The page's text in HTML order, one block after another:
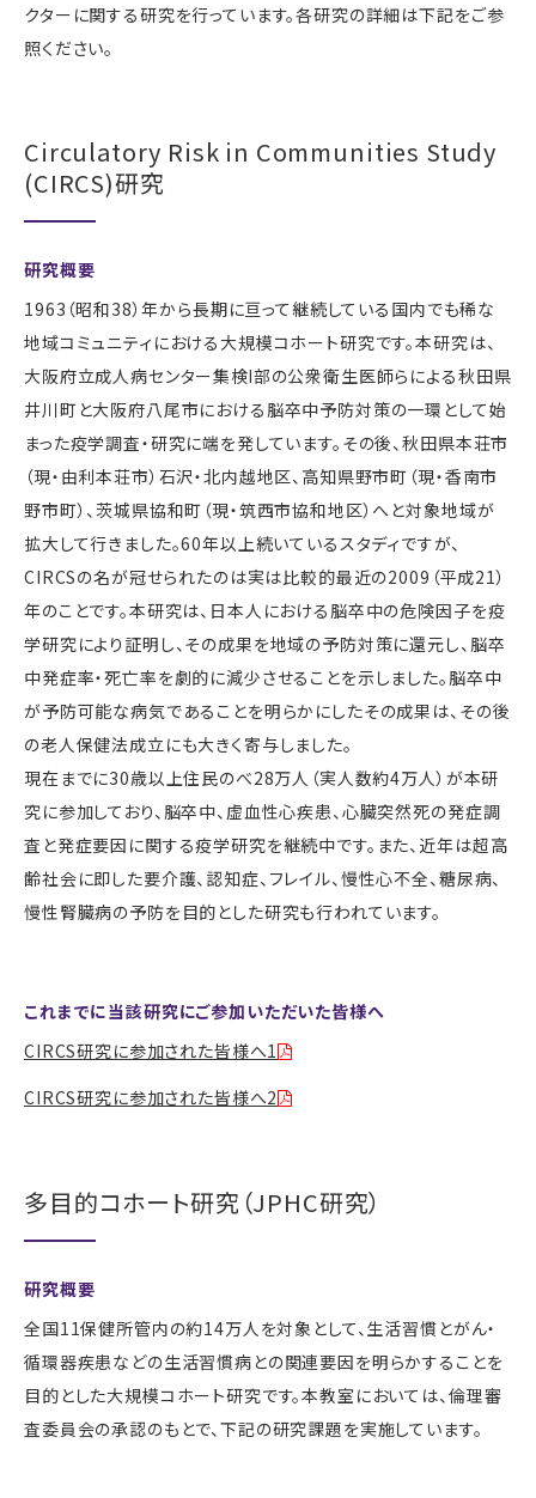
クターに関する研究を行っています。各研究の詳細は下記をご参
照ください。
Circulatory Risk in Communities Study
(CIRCS)研究
研究概要
1963（昭和38）年から長期に亘って継続している国内でも稀な
地域コミュニティにおける大規模コホート研究です。本研究は、
大阪府立成人病センター集検Ⅰ部の公衆衛生医師らによる秋田県
井川町と大阪府八尾市における脳卒中予防対策の一環として始
まった疫学調査・研究に端を発しています。その後、秋田県本荘市
（現・由利本荘市）石沢・北内越地区、高知県野市町（現・香南市
野市町）、茨城県協和町（現・筑西市協和地区）へと対象地域が
拡大して行きました。60年以上続いているスタディですが、
CIRCSの名が冠せられたのは実は比較的最近の2009（平成21）
年のことです。本研究は、日本人における脳卒中の危険因子を疫
学研究により証明し、その成果を地域の予防対策に還元し、脳卒
中発症率・死亡率を劇的に減少させることを示しました。脳卒中
が予防可能な病気であることを明らかにしたその成果は、その後
の老人保健法成立にも大きく寄与しました。
現在までに30歳以上住民のべ28万人（実人数約4万人）が本研
究に参加しており、脳卒中、虚血性心疾患、心臓突然死の発症調
査と発症要因に関する疫学研究を継続中です。また、近年は超高
齢社会に即した要介護、認知症、フレイル、慢性心不全、糖尿病、
慢性腎臓病の予防を目的とした研究も行われています。
これまでに当該研究にご参加いただいた皆様へ
CIRCS研究に参加された皆様へ1
CIRCS研究に参加された皆様へ2
多目的コホート研究（JPHC研究）
研究概要
全国11保健所管内の約14万人を対象として、生活習慣とがん・
循環器疾患などの生活習慣病との関連要因を明らかすることを
目的とした大規模コホート研究です。本教室においては、倫理審
査委員会の承認のもとで、下記の研究課題を実施しています。